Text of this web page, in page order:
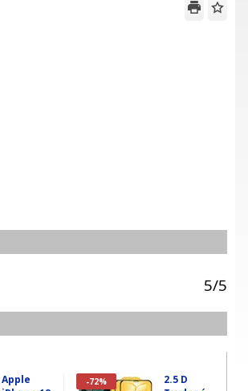
5/5
Apple
-72%
2.5 D